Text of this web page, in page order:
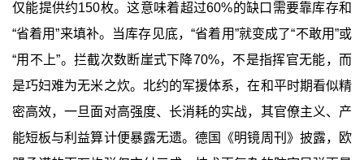
仅能提供约150枚。这意味着超过60%的缺口需要靠库存和
“省着用”来填补。当库存见底，“省着用”就变成了“不敢用”或
“用不上”。拦截次数断崖式下降70%，不是指挥官无能，而
是巧妇难为无米之炊。北约的军援体系，在和平时期看似精
密高效，一旦面对高强度、长消耗的实战，其官僚主义、产
能短板与利益算计便暴露无遗。德国《明镜周刊》披露，欧